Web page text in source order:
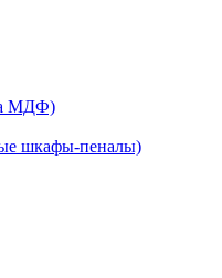
МДФ)
шкафы-пеналы)